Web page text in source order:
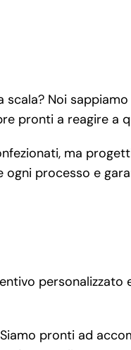
Noi
pronti a reagire a
ma
ogni processo e
personalizzato
pronti ad